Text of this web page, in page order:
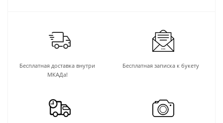
Бесплатная доставка внутри
МКАДа!
Бесплатная записка к букету